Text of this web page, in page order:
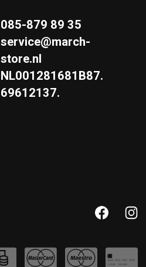
085-879 89 35
service@march-
store.nl
NL001281681B87.
69612137.